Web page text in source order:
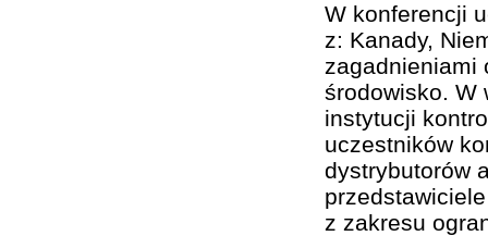
W konferencji
z: Kanady,
zagadnieniami
środowisko. W
instytucji
uczestników
dystrybutorów
z zakresu